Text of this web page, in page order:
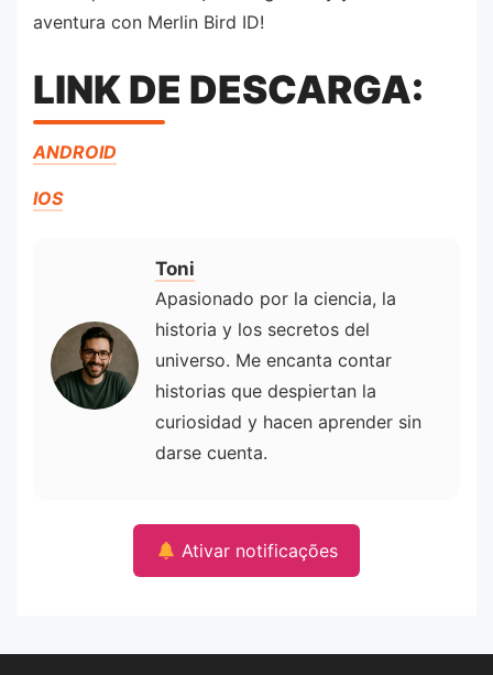
aventura con Merlin Bird ID!
LINK DE DESCARGA:
ANDROID
IOS
Toni
Apasionado por la ciencia, la
historia y los secretos del
universo. Me encanta contar
historias que despiertan la
curiosidad y hacen aprender sin
darse cuenta.
Ativar notificações